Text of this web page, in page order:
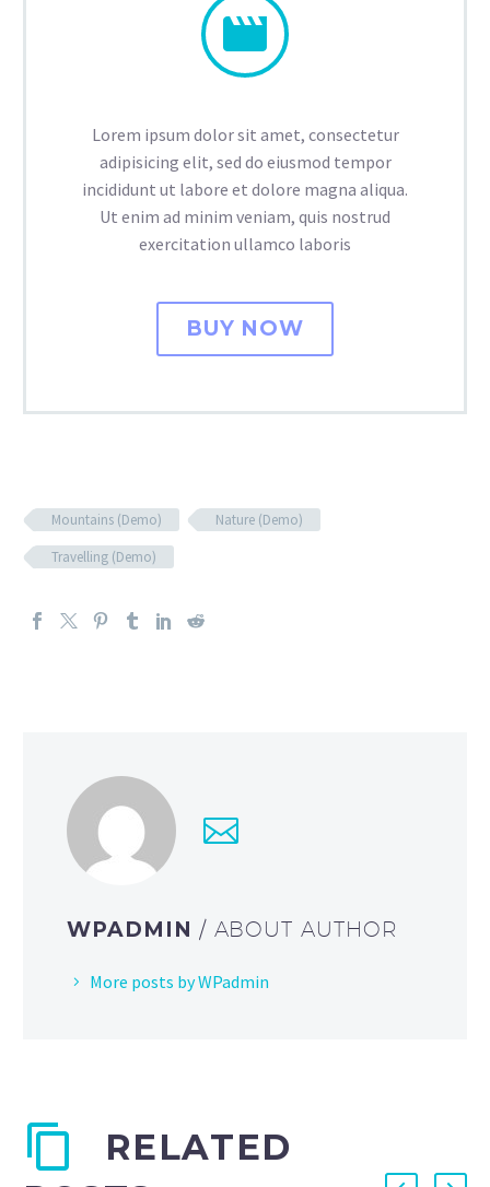


Lorem ipsum dolor sit amet, consectetur
adipisicing elit, sed do eiusmod tempor
incididunt ut labore et dolore magna aliqua.
Ut enim ad minim veniam, quis nostrud
exercitation ullamco laboris
BUY NOW
Mountains (Demo)
Nature (Demo)
Travelling (Demo)
WPADMIN / ABOUT AUTHOR
More posts by WPadmin
RELATED